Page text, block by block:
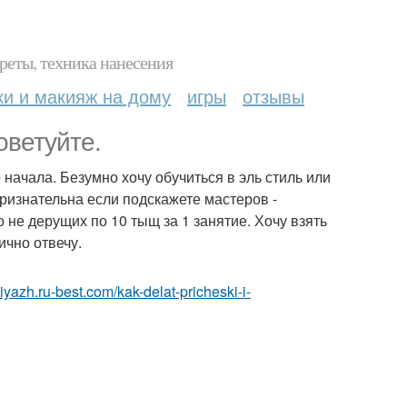
техника нанесения
и макияж на дому игры отзывы
Безумно хочу обучиться в эль стиль или
если подскажете мастеров -
дерущих по 10 тыщ за 1 занятие. Хочу взять
отвечу.
best.com/kak-delat-pricheski-i-